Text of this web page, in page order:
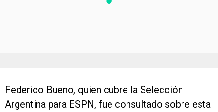
Federico Bueno, quien cubre la Selección
Argentina para ESPN, fue consultado sobre esta